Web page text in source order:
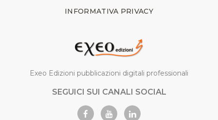
INFORMATIVA PRIVACY
Exeo Edizioni pubblicazioni digitali professionali
SEGUICI SUI CANALI SOCIAL